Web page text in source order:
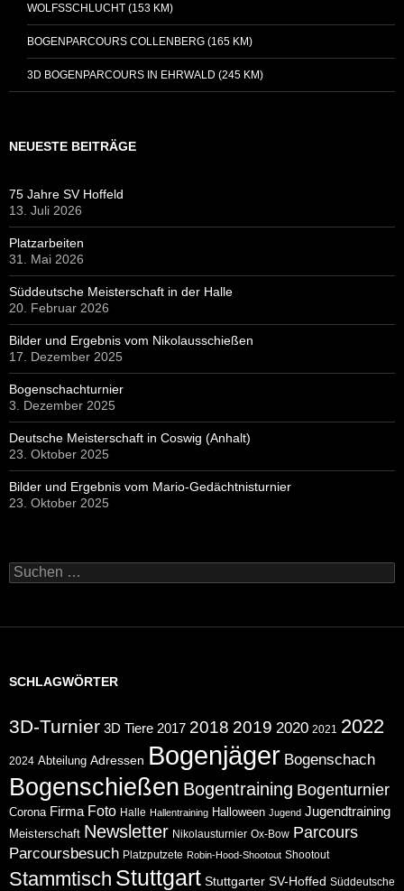
WOLFSSCHLUCHT (153 KM)
BOGENPARCOURS COLLENBERG (165 KM)
3D BOGENPARCOURS IN EHRWALD (245 KM)
NEUESTE BEITRÄGE
75 Jahre SV Hoffeld
13. Juli 2026
Platzarbeiten
31. Mai 2026
Süddeutsche Meisterschaft in der Halle
20. Februar 2026
Bilder und Ergebnis vom Nikolausschießen
17. Dezember 2025
Bogenschachturnier
3. Dezember 2025
Deutsche Meisterschaft in Coswig (Anhalt)
23. Oktober 2025
Bilder und Ergebnis vom Mario-Gedächtnisturnier
23. Oktober 2025
Suchen
nach:
SCHLAGWÖRTER
3D-Turnier 3D Tiere 2017 2018 2019 2020 2021 2022
2024 Abteilung Adressen Bogenjäger Bogenschach
Bogenschießen Bogentraining Bogenturnier
Corona Firma Foto Halle Hallentraining Halloween Jugend Jugendtraining
Meisterschaft Newsletter Nikolausturnier Ox-Bow Parcours
Parcoursbesuch Platzputzete Robin-Hood-Shootout Shootout
Stammtisch Stuttgart Stuttgarter SV-Hoffed Süddeutsche